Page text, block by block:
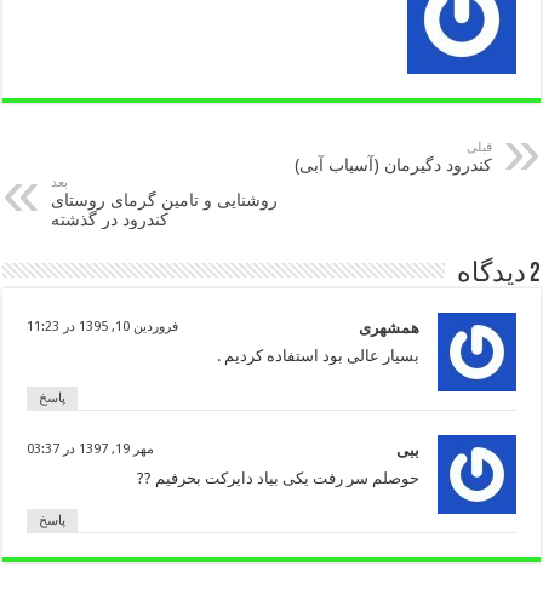
قبلی
کندرود دگیرمان (آسیاب آبی)
بعد
روشنایی و تامین گرمای روستای
کندرود در گذشته
2 دیدگاه
همشهری فروردین 10, 1395 در 11:23
بسیار عالی بود استفاده کردیم .
پاسخ
ببی مهر 19, 1397 در 03:37
حوصلم سر رفت یکی بیاد دایرکت بحرفیم ??
پاسخ